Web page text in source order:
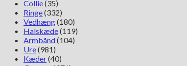
Collie(35)
Ringe(332)
Vedhæng(180)
Halskæde(119)
Armbånd(104)
Ure(981)
Kæder(40)